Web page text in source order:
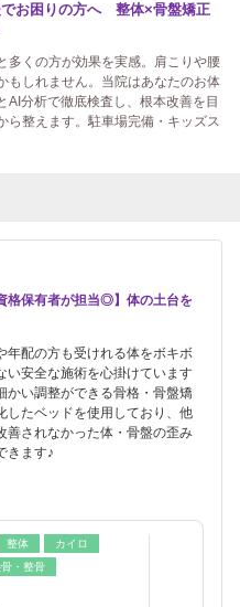
でお困りの方へ 整体×骨盤矯正
多くの方が効果を実感。肩こりや腰
もしれません。当院はあなたのお体
AI分析で徹底検査し、根本改善を目
ら整えます。駐車場完備・キッズス
格保有者が担当◎】体の土台を
年配の方も受けれる体をボキボ
い安全な施術を心掛けています
かい調整ができる骨格・骨盤矯
したベッドを使用しており、他
善されなかった体・骨盤の歪み
きます♪
整体
カイロ
・整骨